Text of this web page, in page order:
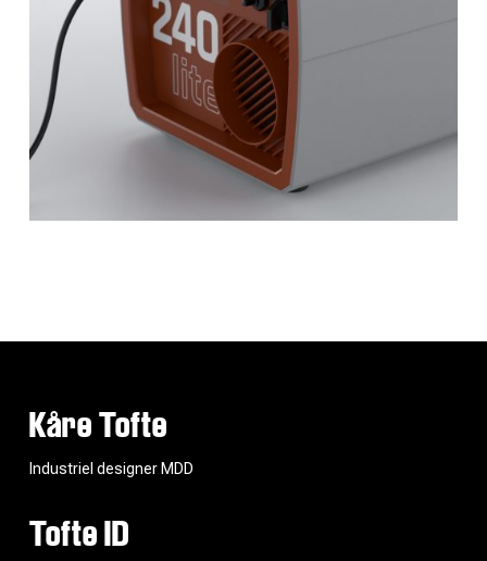
Kåre Tofte
Industriel designer MDD
Tofte ID